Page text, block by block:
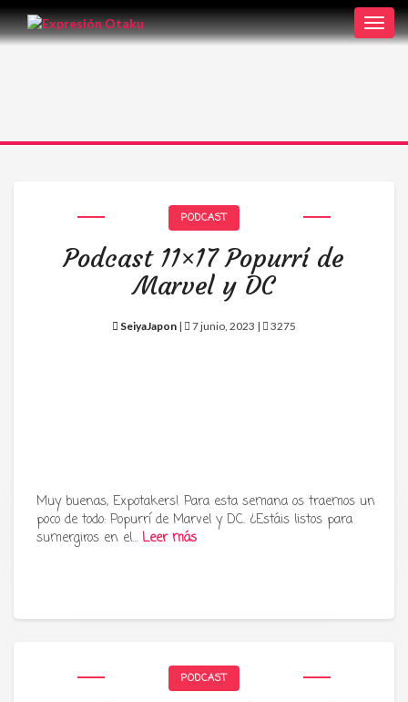
Tu radio y podcast sobre manga,
anime y cultura japonesa ツ
PODCAST
Podcast 11×17 Popurrí de
Marvel y DC
SeiyaJapon | 7 junio, 2023 | 3275
Muy buenas, Expotakers! Para esta semana os traemos un
poco de todo: Popurrí de Marvel y DC. ¿Estáis listos para
sumergiros en el… Leer más
PODCAST